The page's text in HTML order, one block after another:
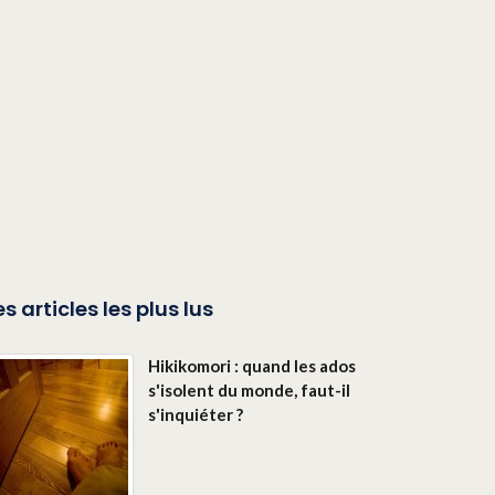
articles les plus lus
Hikikomori : quand les ados
s'isolent du monde, faut-il
s'inquiéter ?